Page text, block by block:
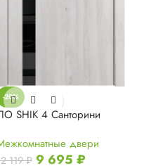
-20%
SHIK 4 Санторини
двери
119₽ 9 695 ₽